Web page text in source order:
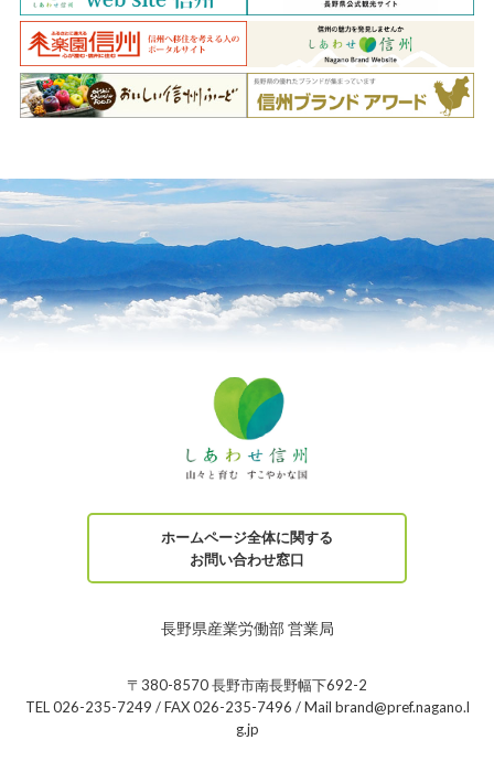
ホームページ全体に関する
お問い合わせ窓口
長野県産業労働部 営業局
〒380-8570 長野市南長野幅下692-2
TEL 026-235-7249 / FAX 026-235-7496 / Mail brand@pref.nagano.l
g.jp